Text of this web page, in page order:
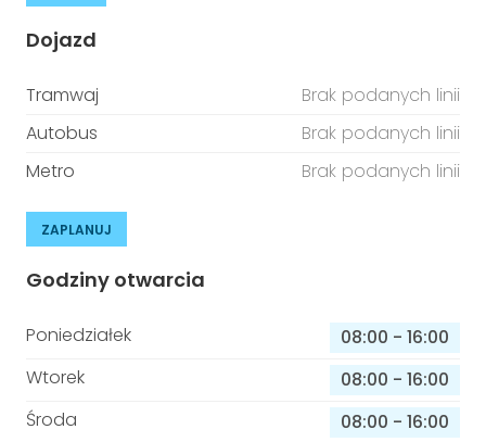
Dojazd
Tramwaj
Brak podanych linii
Autobus
Brak podanych linii
Metro
Brak podanych linii
ZAPLANUJ
Godziny otwarcia
Poniedziałek 08:00 - 16:00
Wtorek
08:00 - 16:00
Środa
08:00 - 16:00